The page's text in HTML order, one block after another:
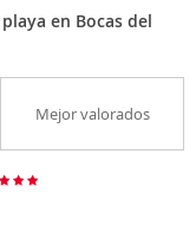
en Bocas del
Mejor valorados